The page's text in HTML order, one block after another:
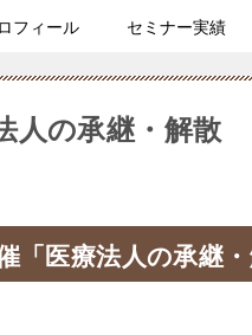
フィール セミナー実績
人の承継・解散
「医療法人の承継